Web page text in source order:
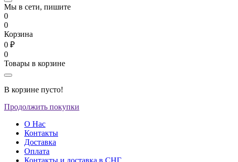
Мы в сети, пишите
0
0
Корзина
0 ₽
0
Товары в корзине
В корзине пусто!
Продолжить покупки
О Нас
Контакты
Доставка
Оплата
Контакты и доставка в СНГ